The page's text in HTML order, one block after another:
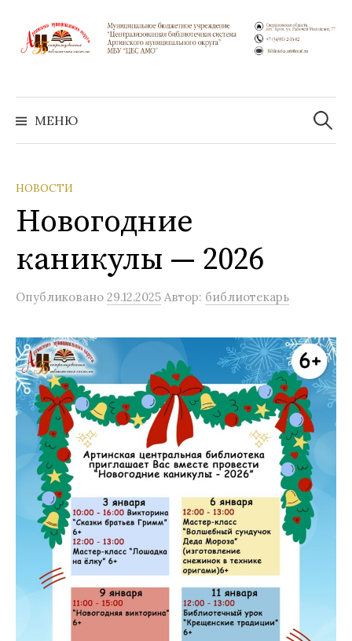
содержимому
МЕНЮ
Найти:
НОВОСТИ
Новогодние
каникулы — 2026
Опубликовано 29.12.2025 Автор: библиотекарь